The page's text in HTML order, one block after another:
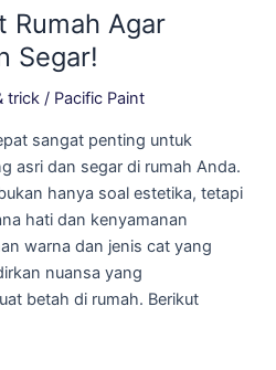
Rumah Agar
Segar!
trick / Pacific Paint
sangat penting untuk
asri dan segar di rumah Anda.
hanya soal estetika, tetapi
hati dan kenyamanan
warna dan jenis cat yang
nuansa yang
betah di rumah. Berikut